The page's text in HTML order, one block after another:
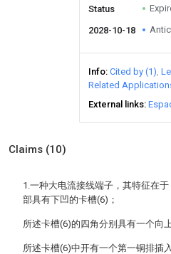
Status
2028-10-18
Info Cited by (1)
Related
External links
Claims (10)
1.一种大电流接线端子，其特征在
部具有下凹的卡槽(6)；
所述卡槽(6)的四角分别具有一个向
所述卡槽(6)中开有一个第一铜排插